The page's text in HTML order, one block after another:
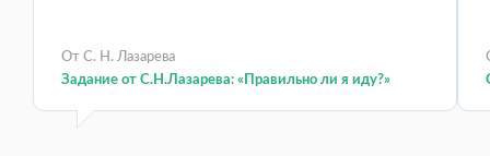
От С. Н. Лазарева
Задание от С.Н.Лазарева: «Правильно ли я иду?»